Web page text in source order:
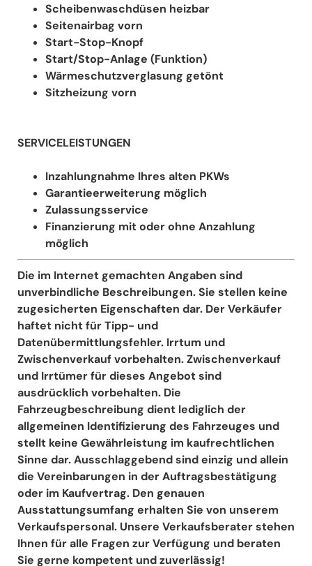
Scheibenwaschdüsen heizbar
Seitenairbag vorn
Start-Stop-Knopf
Start/Stop-Anlage (Funktion)
Wärmeschutzverglasung getönt
Sitzheizung vorn
SERVICELEISTUNGEN
Inzahlungnahme Ihres alten PKWs
Garantieerweiterung möglich
Zulassungsservice
Finanzierung mit oder ohne Anzahlung
möglich
Die im Internet gemachten Angaben sind
unverbindliche Beschreibungen. Sie stellen keine
zugesicherten Eigenschaften dar. Der Verkäufer
haftet nicht für Tipp- und
Datenübermittlungsfehler. Irrtum und
Zwischenverkauf vorbehalten. Zwischenverkauf
und Irrtümer für dieses Angebot sind
ausdrücklich vorbehalten. Die
Fahrzeugbeschreibung dient lediglich der
allgemeinen Identifizierung des Fahrzeuges und
stellt keine Gewährleistung im kaufrechtlichen
Sinne dar. Ausschlaggebend sind einzig und allein
die Vereinbarungen in der Auftragsbestätigung
oder im Kaufvertrag. Den genauen
Ausstattungsumfang erhalten Sie von unserem
Verkaufspersonal. Unsere Verkaufsberater stehen
Ihnen für alle Fragen zur Verfügung und beraten
Sie gerne kompetent und zuverlässig!